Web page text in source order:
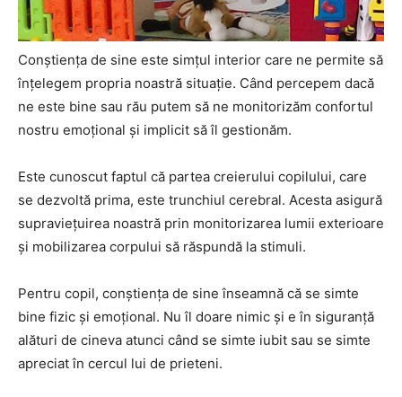
Conştienţa de sine este simţul interior care ne permite să
înţelegem propria noastră situaţie. Când percepem dacă
ne este bine sau rău putem să ne monitorizăm confortul
nostru emoţional şi implicit să îl gestionăm.
Este cunoscut faptul că partea creierului copilului, care
se dezvoltă prima, este trunchiul cerebral. Acesta asigură
supravieţuirea noastră prin monitorizarea lumii exterioare
şi mobilizarea corpului să răspundă la stimuli.
Pentru copil, conştienţa de sine înseamnă că se simte
bine fizic şi emoţional. Nu îl doare nimic şi e în siguranţă
alături de cineva atunci când se simte iubit sau se simte
apreciat în cercul lui de prieteni.